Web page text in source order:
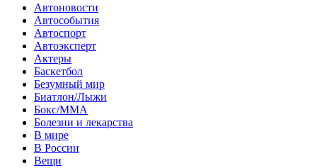
Автоновости
Автособытия
Автоспорт
Автоэксперт
Актеры
Баскетбол
Безумный мир
Биатлон/Лыжи
Бокс/MMA
Болезни и лекарства
В мире
В России
Вещи